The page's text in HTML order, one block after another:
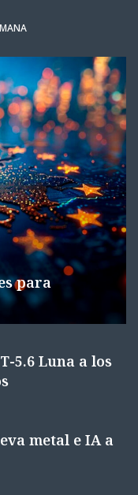
para
5.6 Luna a los
metal e IA a